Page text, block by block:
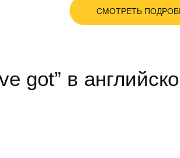
СМОТРЕТЬ
got” в